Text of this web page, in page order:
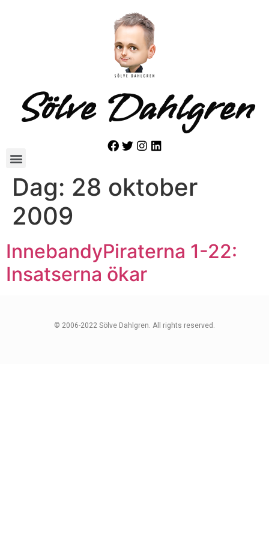
Sölve Dahlgren
Dag: 28 oktober
2009
InnebandyPiraterna 1-22:
Insatserna ökar
© 2006-2022 Sölve Dahlgren. All rights reserved.